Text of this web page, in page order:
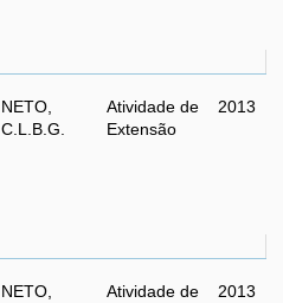
NETO,
C.L.B.G.
Atividade de
Extensão
2013
NETO,
Atividade de
2013